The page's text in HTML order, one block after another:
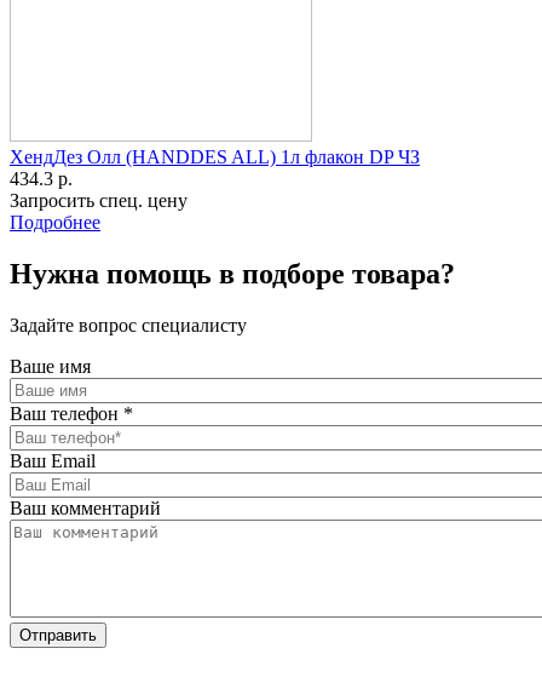
ХендДез Олл (HANDDES ALL) 1л флакон DP ЧЗ
434.3 р.
Запросить спец. цену
Подробнее
Нужна помощь в подборе товара?
Задайте вопрос специалисту
Ваше имя
Ваш телефон *
Ваш Email
Ваш комментарий